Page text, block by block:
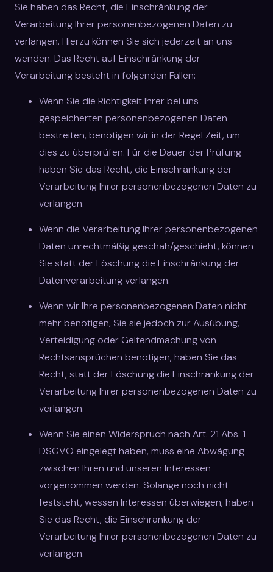
Sie haben das Recht, die Einschränkung der
Verarbeitung Ihrer personenbezogenen Daten zu
verlangen. Hierzu können Sie sich jederzeit an uns
wenden. Das Recht auf Einschränkung der
Verarbeitung besteht in folgenden Fällen:
Wenn Sie die Richtigkeit Ihrer bei uns
gespeicherten personenbezogenen Daten
bestreiten, benötigen wir in der Regel Zeit, um
dies zu überprüfen. Für die Dauer der Prüfung
haben Sie das Recht, die Einschränkung der
Verarbeitung Ihrer personenbezogenen Daten zu
verlangen.
Wenn die Verarbeitung Ihrer personenbezogenen
Daten unrechtmäßig geschah/geschieht, können
Sie statt der Löschung die Einschränkung der
Datenverarbeitung verlangen.
Wenn wir Ihre personenbezogenen Daten nicht
mehr benötigen, Sie sie jedoch zur Ausübung,
Verteidigung oder Geltendmachung von
Rechtsansprüchen benötigen, haben Sie das
Recht, statt der Löschung die Einschränkung der
Verarbeitung Ihrer personenbezogenen Daten zu
verlangen.
Wenn Sie einen Widerspruch nach Art. 21 Abs. 1
DSGVO eingelegt haben, muss eine Abwägung
zwischen Ihren und unseren Interessen
vorgenommen werden. Solange noch nicht
feststeht, wessen Interessen überwiegen, haben
Sie das Recht, die Einschränkung der
Verarbeitung Ihrer personenbezogenen Daten zu
verlangen.